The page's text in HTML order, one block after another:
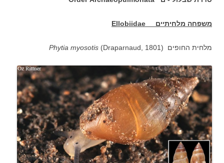
משפחה מלחיתיים Ellobiidae
Phytia myosotis (Draparnaud, 1801) מלחית החופים